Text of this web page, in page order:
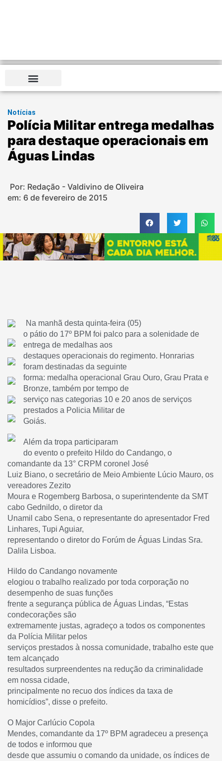
Notícias
Polícia Militar entrega medalhas
para destaque operacionais em
Águas Lindas
Por: Redação - Valdivino de Oliveira
em: 6 de fevereiro de 2015
Na manhã desta quinta-feira (05)
o pátio do 17º BPM foi palco para a solenidade de
entrega de medalhas aos
destaques operacionais do regimento. Honrarias
foram destinadas da seguinte
forma: medalha operacional Grau Ouro, Grau Prata e
Bronze, também por tempo de
serviço nas categorias 10 e 20 anos de serviços
prestados a Policia Militar de
Goiás.
Além da tropa participaram
do evento o prefeito Hildo do Candango, o
comandante da 13° CRPM coronel José
Luiz Biano, o secretário de Meio Ambiente Lúcio Mauro, os
vereadores Zezito
Moura e Rogemberg Barbosa, o superintendente da SMT
cabo Gednildo, o diretor da
Unamil cabo Sena, o representante do apresentador Fred
Linhares, Tupi Aguiar,
representando o diretor do Forúm de Águas Lindas Sra.
Dalila Lisboa.
Hildo do Candango novamente
elogiou o trabalho realizado por toda corporação no
desempenho de suas funções
frente a segurança pública de Águas Lindas, “Estas
condecorações são
extremamente justas, agradeço a todos os componentes
da Polícia Militar pelos
serviços prestados à nossa comunidade, trabalho este que
tem alcançado
resultados surpreendentes na redução da criminalidade
em nossa cidade,
principalmente no recuo dos índices da taxa de
homicídios”, disse o prefeito.
O Major Carlúcio Copola
Mendes, comandante da 17º BPM agradeceu a presença
de todos e informou que
desde que assumiu o comando da unidade, os índices de